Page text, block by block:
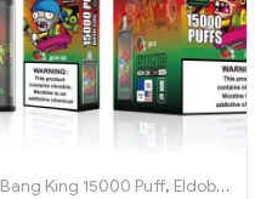
,
Bang King 15000 Puff, Eldobható e-cigaretta Svédország